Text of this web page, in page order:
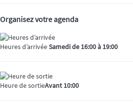
Organisez votre agenda
Heures d’arrivéeSamedi de 16:00 à 19:00
Heure de sortieAvant 10:00